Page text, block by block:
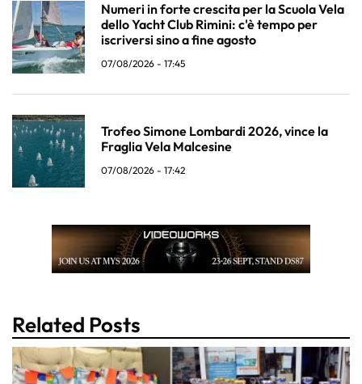
Numeri in forte crescita per la Scuola Vela
dello Yacht Club Rimini: c'è tempo per
iscriversi sino a fine agosto
07/08/2026 - 17:45
Trofeo Simone Lombardi 2026, vince la
Fraglia Vela Malcesine
07/08/2026 - 17:42
Related Posts